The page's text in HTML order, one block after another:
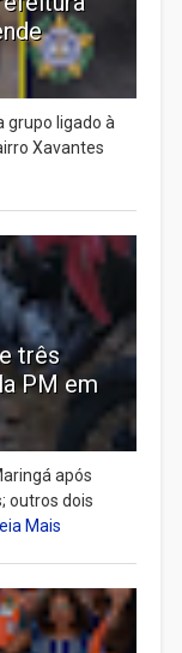
grupo ligado à
Xavantes
três
PM em
após
outros dois
Mais